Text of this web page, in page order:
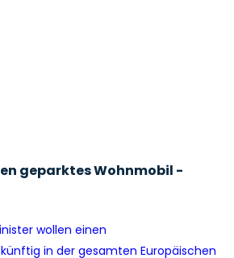
geparktes Wohnmobil -